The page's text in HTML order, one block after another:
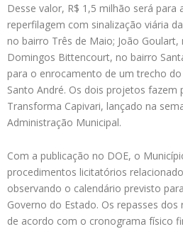
Desse valor, R$ 1,5 milhão será para
reperfilagem com sinalização viária
no bairro Três de Maio; João Goulart,
Domingos Bittencourt, no bairro
para o enrocamento de um trecho
Santo André. Os dois projetos fazem
Transforma Capivari, lançado na
Administração Municipal.
Com a publicação no DOE, o
procedimentos licitatórios
observando o calendário previsto
Governo do Estado. Os repasses
de acordo com o cronograma físico